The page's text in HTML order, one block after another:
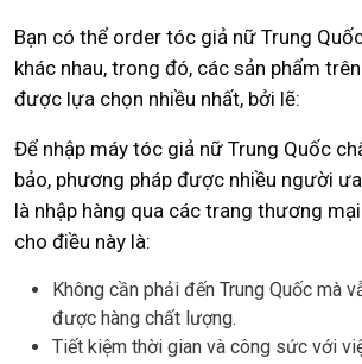
Bạn có thể order tóc giả nữ Trung
khác nhau, trong đó, các sản phẩm
được lựa chọn nhiều nhất, bởi lẽ:
Để nhập máy tóc giả nữ Trung Quốc
bảo, phương pháp được nhiều người
là nhập hàng qua các trang thương
cho điều này là:
Không cần phải đến Trung Quốc mà
được hàng chất lượng.
Tiết kiệm thời gian và công sức với